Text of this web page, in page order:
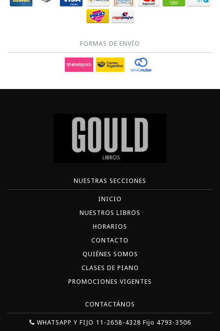
FORMAS DE ENVÍO
NUESTRAS SECCIONES
INICIO
NUESTROS LIBROS
HORARIOS
CONTACTO
QUIÉNES SOMOS
CLASES DE PIANO
PROMOCIONES VIGENTES
CONTACTÁNOS
WHATSAPP Y FIJO 11-2658-4328 Fijo 4793-3506